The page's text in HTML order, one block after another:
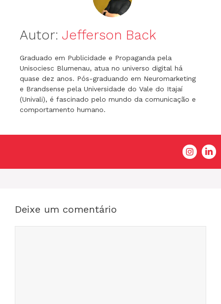
Autor: Jefferson Back
Graduado em Publicidade e Propaganda pela
Unisociesc Blumenau, atua no universo digital há
quase dez anos. Pós-graduando em Neuromarketing
e Brandsense pela Universidade do Vale do Itajaí
(Univali), é fascinado pelo mundo da comunicação e
comportamento humano.
Deixe um comentário